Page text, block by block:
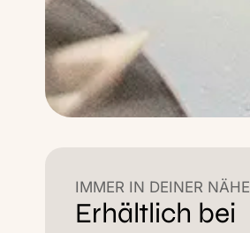
IMMER IN DEINER NÄHE
Erhältlich bei